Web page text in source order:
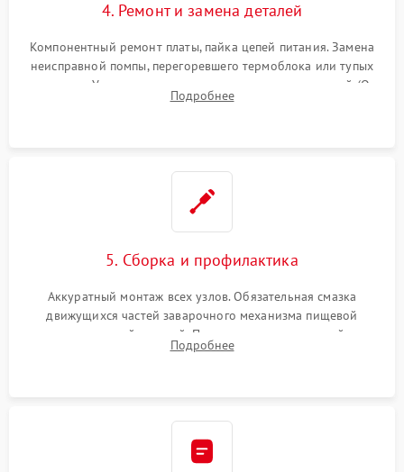
4. Ремонт и замена деталей
Компонентный ремонт платы, пайка цепей питания. Замена
неисправной помпы, перегоревшего термоблока или тупых
жерновов. Установка новых силиконовых уплотнителей (O-
ring) и тефлоновых трубок для надежного устранения
Подробнее
5. Сборка и профилактика
Аккуратный монтаж всех узлов. Обязательная смазка
движущихся частей заварочного механизма пищевой
силиконовой смазкой. Проведение программной
декальцинации и очистки системы от кофейных масел.
Подробнее